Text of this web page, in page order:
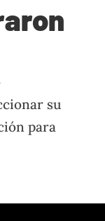
su
para